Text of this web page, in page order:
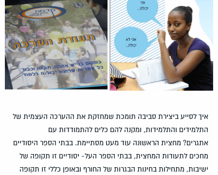
איך לסייע ביצירת סביבה תומכת שמחזקת את ההערכה העצמית של
התלמידים והתלמידות, ומקנה להם כלים להתמודדות עם
אתגרים? מחצית הראשונה עוד מעט מסתיימת. בבתי הספר היסודיים
מחכים לתעודות המחצית, בבתי הספר העל- יסודיים זו תקופה של
ישיבות, מתחילות בחינות הבגרות של החורף ובאופן כללי זו תקופה